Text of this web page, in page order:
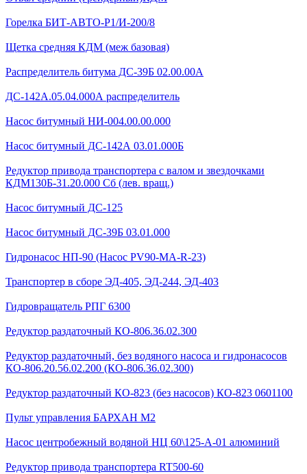
Горелка БИТ-АВТО-Р1/И-200/8
Щетка средняя КДМ (меж базовая)
Распределитель битума ДС-39Б 02.00.00А
ДС-142А.05.04.000А распределитель
Насос битумный НИ-004.00.00.000
Насос битумный ДС-142А 03.01.000Б
Редуктор привода транспортера с валом и звездочками
КДМ130Б-31.20.000 Сб (лев. вращ.)
Насос битумный ДС-125
Насос битумный ДС-39Б 03.01.000
Гидронасос НП-90 (Насос PV90-MA-R-23)
Транспортер в сборе ЭД-405, ЭД-244, ЭД-403
Гидровращатель РПГ 6300
Редуктор раздаточный КО-806.36.02.300
Редуктор раздаточный, без водяного насоса и гидронасосов
КО-806.20.56.02.200 (КО-806.36.02.300)
Редуктор раздаточный КО-823 (без насосов) КО-823 0601100
Пульт управления БАРХАН М2
Насос центробежный водяной НЦ 60\125-А-01 алюминий
Редуктор привода транспортера RT500-60